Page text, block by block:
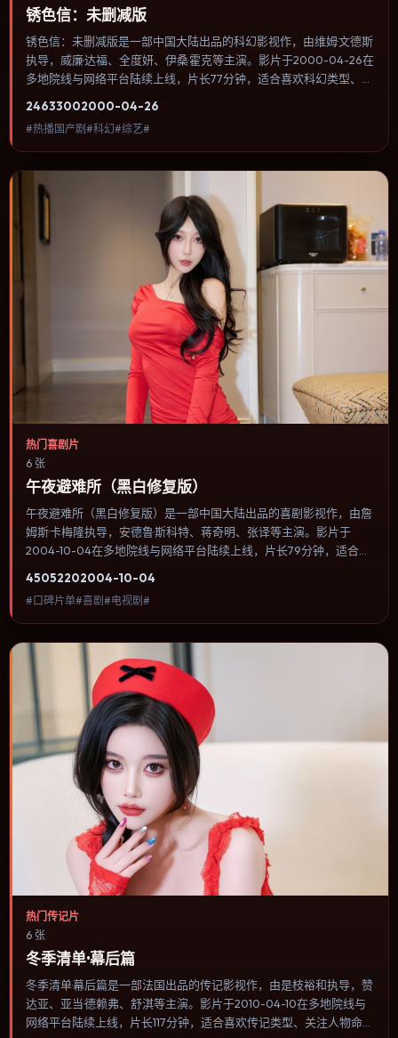
锈色信：未删减版
锈色信：未删减版是一部中国大陆出品的科幻影视作，由维姆·文德斯
执导，威廉·达福、全度妍、伊桑·霍克等主演。影片于2000-04-26在
多地院线与网络平台陆续上线，片长77分钟，适合喜欢科幻类型、关
进，节奏与视听语言统一，可作为休闲观影或类型片补片的选择。
24633002000-04-26
#热播国产剧#科幻#综艺#
热门喜剧片
6 张
午夜避难所（黑白修复版）
午夜避难所（黑白修复版）是一部中国大陆出品的喜剧影视作，由詹
姆斯·卡梅隆执导，安德鲁·斯科特、蒋奇明、张译等主演。影片于
2004-10-04在多地院线与网络平台陆续上线，片长79分钟，适合喜
物选择与情节推进，节奏与视听语言统一，可作为休闲观影或类型片
补片的选择。
45052202004-10-04
#口碑片单#喜剧#电视剧#
热门传记片
6 张
冬季清单·幕后篇
冬季清单·幕后篇是一部法国出品的传记影视作，由是枝裕和执导，赞
达亚、亚当·德赖弗、舒淇等主演。影片于2010-04-10在多地院线与
网络平台陆续上线，片长117分钟，适合喜欢传记类型、关注人物命运